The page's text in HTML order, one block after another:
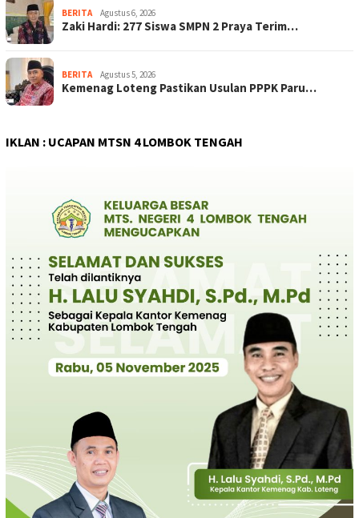
BERITA Agustus 6, 2026
Zaki Hardi: 277 Siswa SMPN 2 Praya Terim…
BERITA Agustus 5, 2026
Kemenag Loteng Pastikan Usulan PPPK Paru…
IKLAN : UCAPAN MTSN 4 LOMBOK TENGAH